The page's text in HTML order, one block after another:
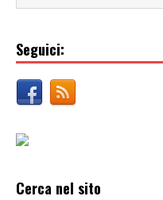
Seguici:
Cerca nel sito